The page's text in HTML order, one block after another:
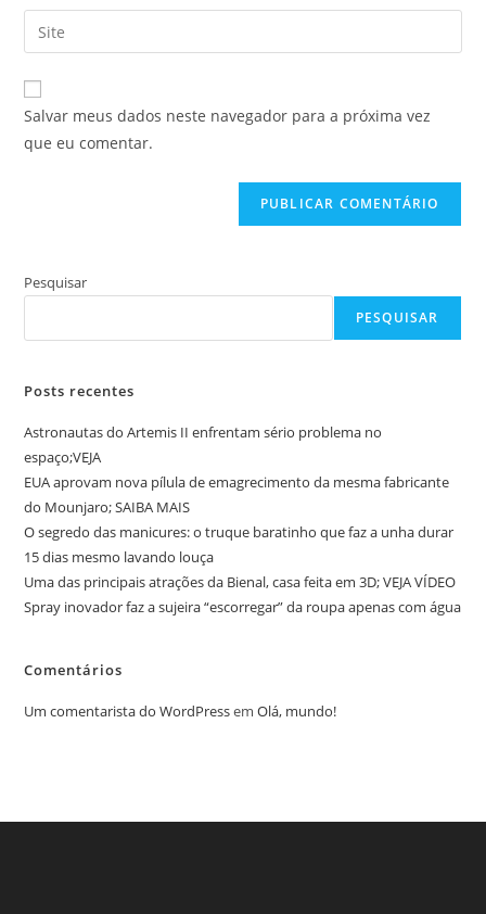
de
usuário
para
comentar
endereço
de
mail
para
comentar
Digite
o
URL
do
site
Salvar meus dados neste navegador para a próxima vez
que eu comentar.
Pesquisar
PESQUISAR
Posts recentes
Astronautas do Artemis II enfrentam sério problema no
espaço;VEJA
EUA aprovam nova pílula de emagrecimento da mesma fabricante
do Mounjaro; SAIBA MAIS
O segredo das manicures: o truque baratinho que faz a unha durar
15 dias mesmo lavando louça
Uma das principais atrações da Bienal, casa feita em 3D; VEJA VÍDEO
Spray inovador faz a sujeira “escorregar” da roupa apenas com água
Comentários
Um comentarista do WordPressemOlá, mundo!